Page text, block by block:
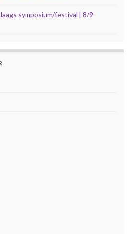
symposium/festival | 8/9